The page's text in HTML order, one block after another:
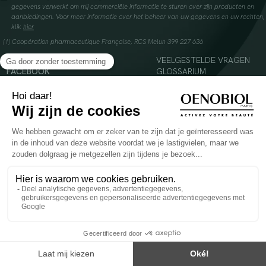
gegevens verwerkt om mij commerciële informatie te sturen over zijn producten en
aanbiedingen. Voor meer informatie over het beheer van uw gegevens en uw rechten,
klik hier
(1) Coopération pharmaceutique Française, RCS Melun 399 227 636
INSTAGRAM
FACEBOOK
YOUTUBE
VEELGESTELDE VRAGEN
GLOSSARIUM
© 2024 Oenobiol Paris
Voedingssupplement dat moet worden geconsumeerd als onderdeel van een gevarieerde,
overschrijden. Enkel voor volwassenen, buiten het bereik van kinderen houden.